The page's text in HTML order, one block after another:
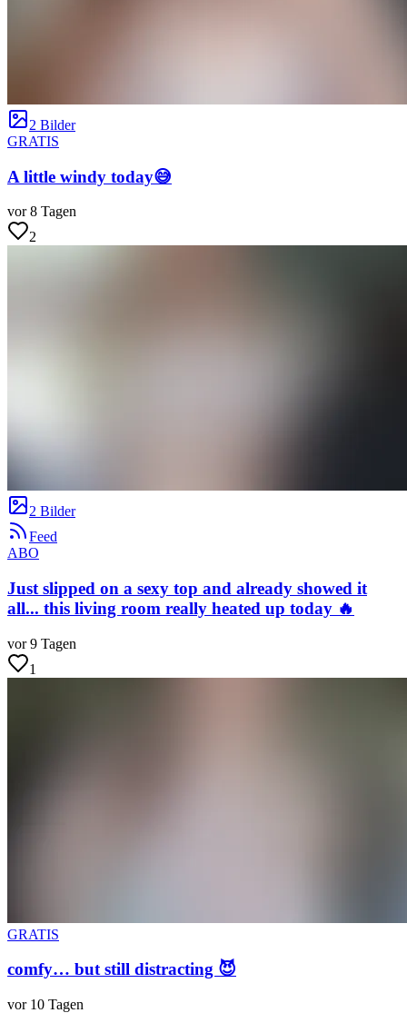
2 Bilder
GRATIS
A little windy today😅
vor 8 Tagen
2
2 Bilder
Feed
ABO
Just slipped on a sexy top and already showed it
all... this living room really heated up today 🔥
vor 9 Tagen
1
GRATIS
comfy… but still distracting 😈
vor 10 Tagen